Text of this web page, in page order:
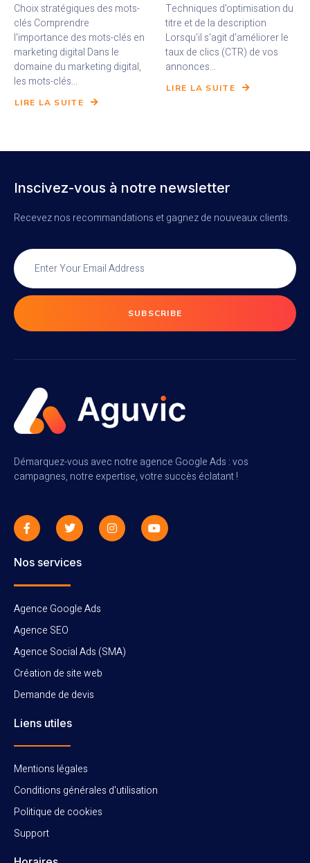
Choix stratégiques des mots-
clés Comprendre
l'importance des mots-clés en
marketing digital Dans le
domaine du marketing digital,
les mots-clés...
LIRE LA SUITE
Techniques d'optimisation du
titre et de la description
Lorsqu'il s'agit d'améliorer le
taux de clics (CTR) de vos
annonces...
LIRE LA SUITE
Inscivez-vous à notre newsletter
Recevez nos recommandations et gagnez de nouveaux clients.
SUBSCRIBE
Démarquez-vous avec notre agence Google Ads : vos
campagnes, notre expertise, votre succès éclatant !
Nos services
Agence Google Ads
Agence SEO
Agence Social Ads (SMA)
Création de site web
Demande de devis
Liens utiles
Mentions légales
Conditions générales d'utilisation
Politique de cookies
Support